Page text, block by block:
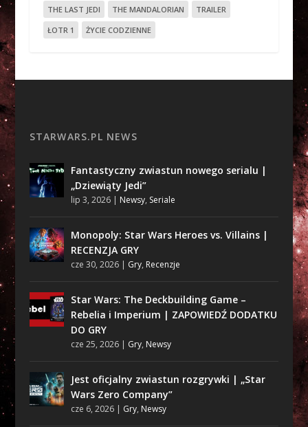
THE LAST JEDI
THE MANDALORIAN
TRAILER
ŁOTR 1
ŻYCIE CODZIENNE
STARWARS.PL NEWS
Fantastyczny zwiastun nowego serialu |
„Dziewiąty Jedi”
lip 3, 2026| Newsy, Seriale
Monopoly: Star Wars Heroes vs. Villains |
RECENZJA GRY
cze 30, 2026| Gry, Recenzje
Star Wars: The Deckbuilding Game –
Rebelia i Imperium | ZAPOWIEDŹ DODATKU
DO GRY
cze 25, 2026| Gry, Newsy
Jest oficjalny zwiastun rozgrywki | „Star
Wars Zero Company”
cze 6, 2026| Gry, Newsy